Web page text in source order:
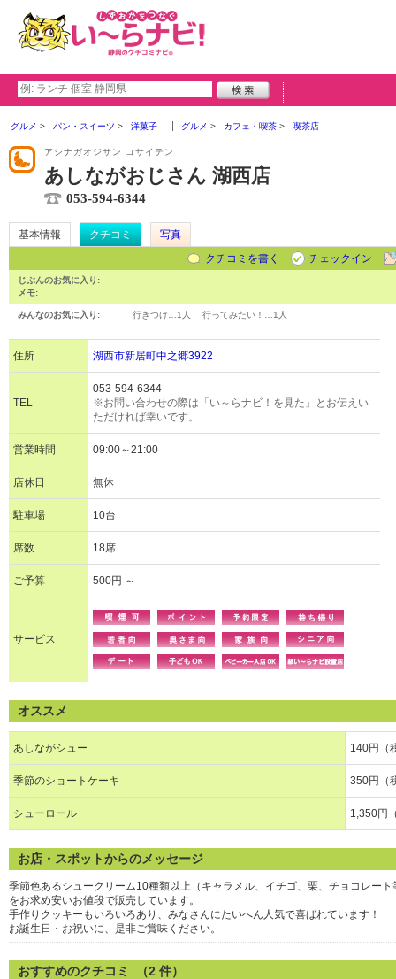
グルメ パン・スイーツ 洋菓子 グルメ カフェ・喫茶 喫茶店
アシナガオジサン コサイテン
あしながおじさん 湖西店
053-594-6344
基本情報 クチコミ
写真
クチコミを書く
チェックイン
じぶんのお気に入り:
メモ:
みんなのお気に入り: 行きつけ… 1人 行ってみたい！… 1人
住所 湖西市新居町中之郷3922
TEL
053-594-6344
※お問い合わせの際は「い～らナビ！を見た」とお伝えい
ただければ幸いです。
営業時間 09:00～21:00
店休日 無休
駐車場 10台
席数 18席
ご予算 500円 ～
サービス
オススメ
あしながシュー 140円（
季節のショートケーキ 350円（
シューロール 1,350円
お店・スポットからのメッセージ
季節色あるシュークリーム10種類以上（キャラメル、イチゴ、栗、チョコレート
をお求め安いお値段で販売しています。
手作りクッキーもいろいろあり、みなさんにたいへん人気で喜ばれています！
お誕生日・お祝いに、是非ご賞味ください。
おすすめのクチコミ （2 件）